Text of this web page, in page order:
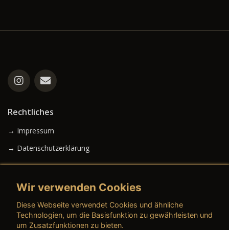
Rechtliches
→ Impressum
→ Datenschutzerklärung
→ AGB (Gebrauchtwagen)
Wir verwenden Cookies
Diese Webseite verwendet Cookies und ähnliche
Technologien, um die Basisfunktion zu gewährleisten und
um Zusatzfunktionen zu bieten.